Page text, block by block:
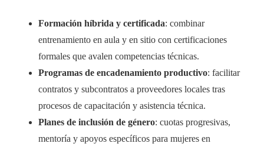
Formación híbrida y certificada: combinar
entrenamiento en aula y en sitio con certificaciones
formales que avalen competencias técnicas.
Programas de encadenamiento productivo: facilitar
contratos y subcontratos a proveedores locales tras
procesos de capacitación y asistencia técnica.
Planes de inclusión de género: cuotas progresivas,
mentoría y apoyos específicos para mujeres en